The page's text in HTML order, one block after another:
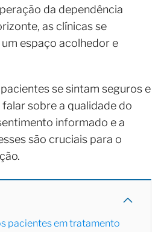
da dependência
as clínicas se
espaço acolhedor e
se sintam seguros e
sobre a qualidade do
informado e a
são cruciais para o
pacientes em tratamento